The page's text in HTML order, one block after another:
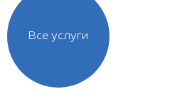
Все услуги